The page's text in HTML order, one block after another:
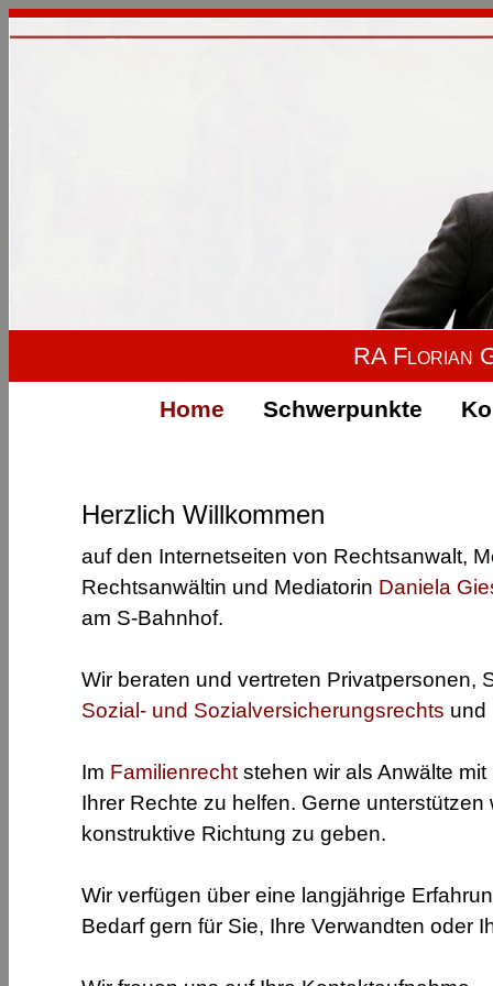
RA Florian
Home Schwerpunkte
Herzlich Willkommen
auf den Internetseiten von Rechtsanwalt,
Rechtsanwältin und Mediatorin Daniela
am S-Bahnhof.
Wir beraten und vertreten Privatpersonen,
Sozial- und Sozialversicherungsrechts und
Im Familienrechtstehen wir als Anwälte
Ihrer Rechte zu helfen. Gerne
konstruktive Richtung zu geben.
Wir verfügen über eine langjährige
Bedarf gern für Sie, Ihre Verwandten oder